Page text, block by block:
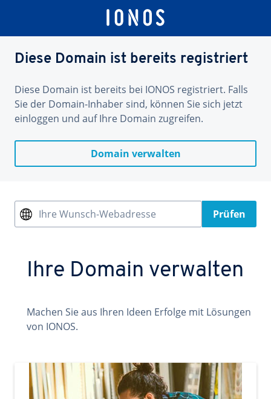
Diese Domain ist bereits registriert
Diese Domain ist bereits bei IONOS registriert. Falls
Sie der Domain-Inhaber sind, können Sie sich jetzt
einloggen und auf Ihre Domain zugreifen.
Domain verwalten
Ihre Wunsch-Webadresse Prüfen
Ihre Domain verwalten
Machen Sie aus Ihren Ideen Erfolge mit Lösungen
von IONOS.